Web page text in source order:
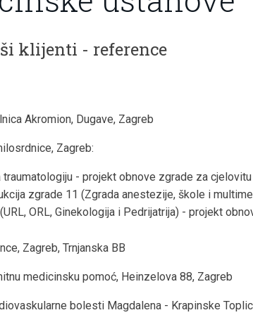
klijenti - reference
Akromion, Dugave, Zagreb
Zagreb:
traumatologiju - projekt obnove zgrade za
zgrade 11 (Zgrada anestezije, škole i
ORL, Ginekologija i Pedrijatrija) - projekt
Zagreb, Trnjanska BB
medicinsku pomoć, Heinzelova 88, Zagreb
bolesti Magdalena - Krapinske